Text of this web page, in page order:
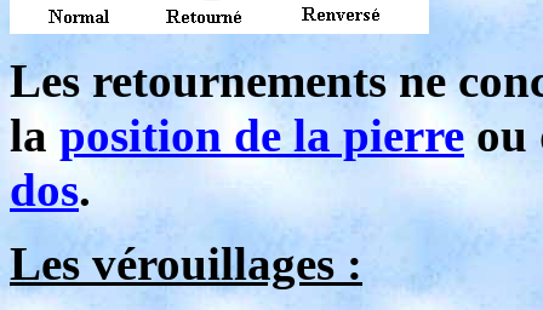
Les retournements ne
la position de la pierre ou
dos.
Les vérouillages :